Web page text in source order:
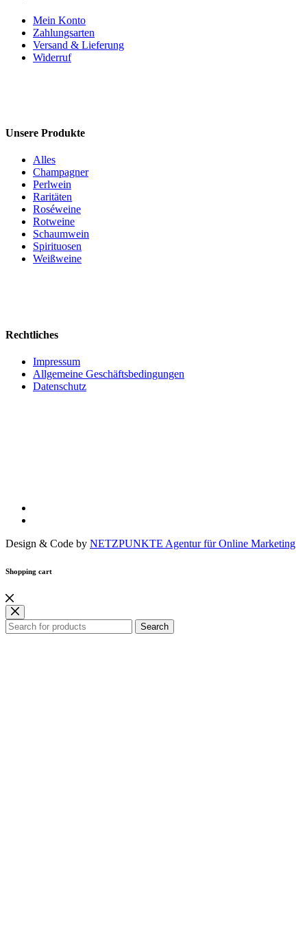
Mein Konto
Zahlungsarten
Versand & Lieferung
Widerruf
Unsere Produkte
Alles
Champagner
Perlwein
Raritäten
Roséweine
Rotweine
Schaumwein
Spirituosen
Weißweine
Rechtliches
Impressum
Allgemeine Geschäftsbedingungen
Datenschutz
Design & Code by NETZPUNKTE Agentur für Online Marketing
Shopping cart
Search